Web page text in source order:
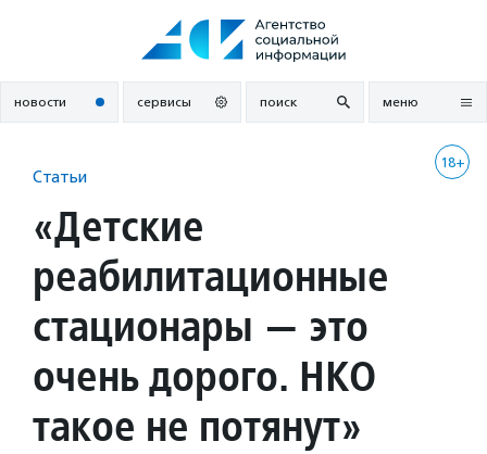
новости сервисы поиск меню
18+
Статьи
«Детские
реабилитационные
стационары — это
очень дорого. НКО
такое не потянут»